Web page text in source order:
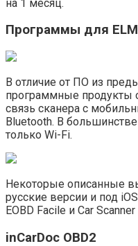
на 1 месяц.
Программы для
В отличие от ПО из
программные продукты
связь сканера с
Bluetooth. В
только Wi-Fi.
Некоторые описанные
русские версии и под
EOBD Facile и Car Scanner
inCarDoc OBD2